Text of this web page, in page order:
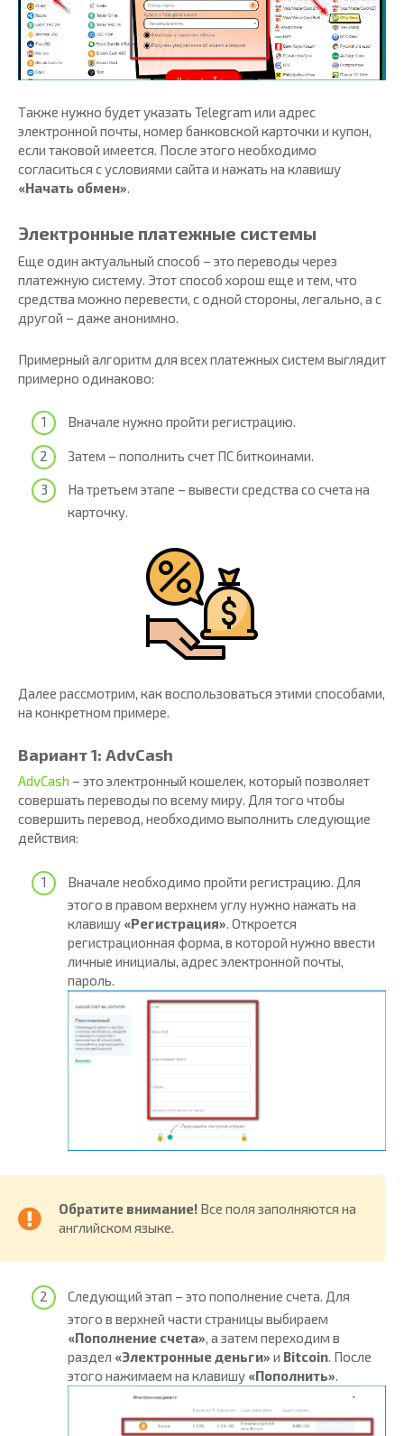
Также нужно будет указать Telegram или адрес
электронной почты, номер банковской карточки и купон,
если таковой имеется. После этого необходимо
согласиться с условиями сайта и нажать на клавишу
«Начать обмен»
Электронные платежные системы
Еще один актуальный способ – это переводы через
платежную систему. Этот способ хорош еще и тем, что
средства можно перевести, с одной стороны, легально, а с
другой – даже анонимно.
Примерный алгоритм для всех платежных систем выглядит
примерно одинаково:
Вначале нужно пройти регистрацию.
Затем – пополнить счет ПС биткоинами.
На третьем этапе – вывести средства со счета на
карточку.
Далее рассмотрим, как воспользоваться этими способами,
на конкретном примере.
Вариант 1: AdvCash
AdvCash – это электронный кошелек, который позволяет
совершать переводы по всему миру. Для того чтобы
совершить перевод, необходимо выполнить следующие
действия:
Вначале необходимо пройти регистрацию. Для
этого в правом верхнем углу нужно нажать на
клавишу «Регистрация» . Откроется
регистрационная форма, в которой нужно ввести
личные инициалы, адрес электронной почты,
пароль.
Обратите внимание! Все поля заполняются на
английском языке.
Следующий этап – это пополнение счета. Для
этого в верхней части страницы выбираем
«Пополнение счета», а затем переходим в
раздел «Электронные деньги» и Bitcoin. После
этого нажимаем на клавишу «Пополнить».